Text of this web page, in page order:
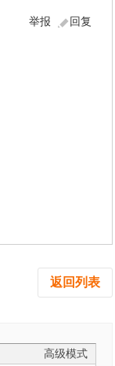
回复
举报
返回列表
高级模式